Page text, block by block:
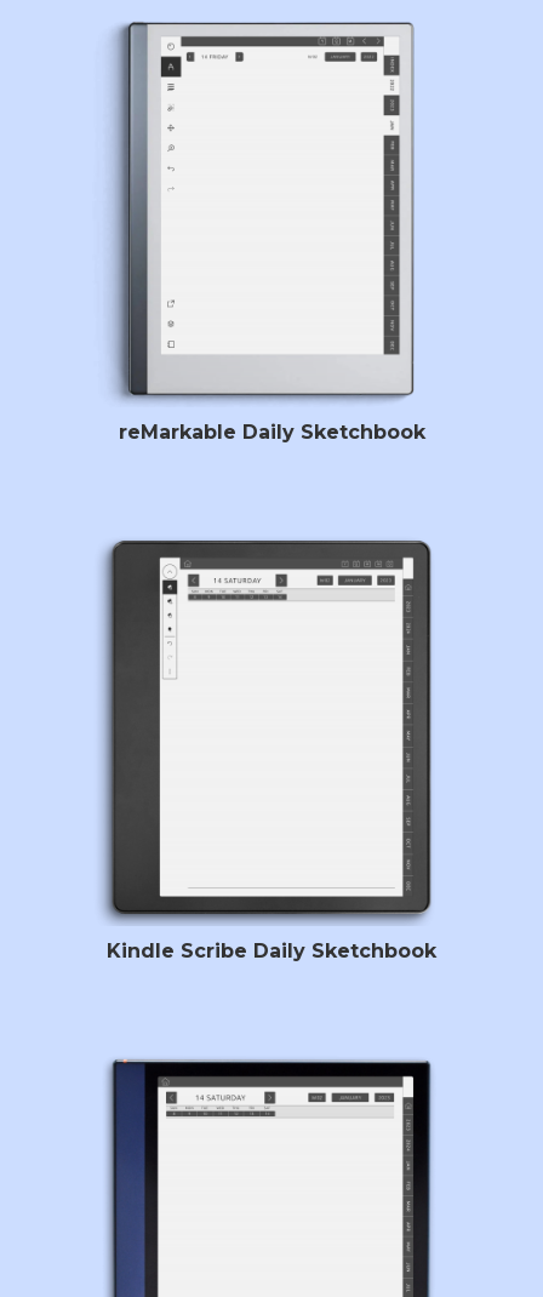
reMarkable Daily Sketchbook
Kindle Scribe Daily Sketchbook